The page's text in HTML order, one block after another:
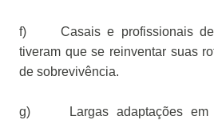
f)
Casais e profissionais
tiveram que se reinventar suas
de sobrevivência.
g)
Largas adaptações